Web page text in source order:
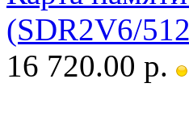
(SDR2V6/
16 720.00 р.